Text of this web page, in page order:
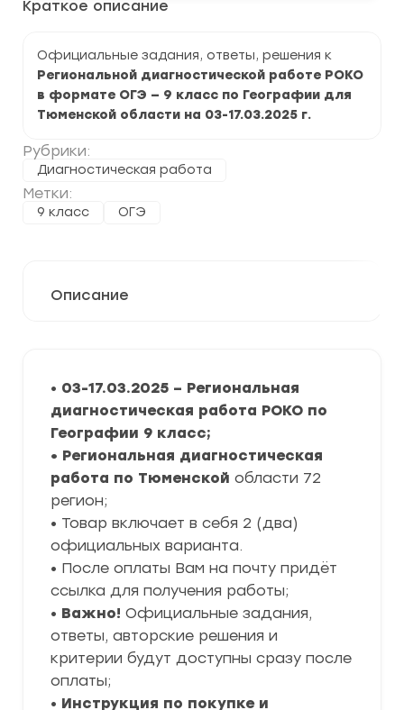
Краткое описание
Официальные задания, ответы, решения к
Региональной диагностической работе РОКО
в формате ОГЭ — 9 класс по Географии для
Тюменской области на 03-17.03.2025 г.
Рубрики:
Диагностическая работа
Метки:
9 класс ОГЭ
РОКО
9
класс
Описание
• 03-17.03.2025 – Региональная
диагностическая работа РОКО по
Географии 9 класс;
• Региональная диагностическая
работа по Тюменской области 72
регион;
• Товар включает в себя 2 (два)
официальных варианта.
• После оплаты Вам на почту придёт
ссылка для получения работы;
• Важно! Официальные задания,
ответы, авторские решения и
критерии будут доступны сразу после
оплаты;
• Инструкция по покупке и